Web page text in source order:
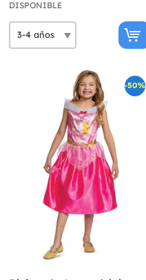
DISPONIBLE
-50%